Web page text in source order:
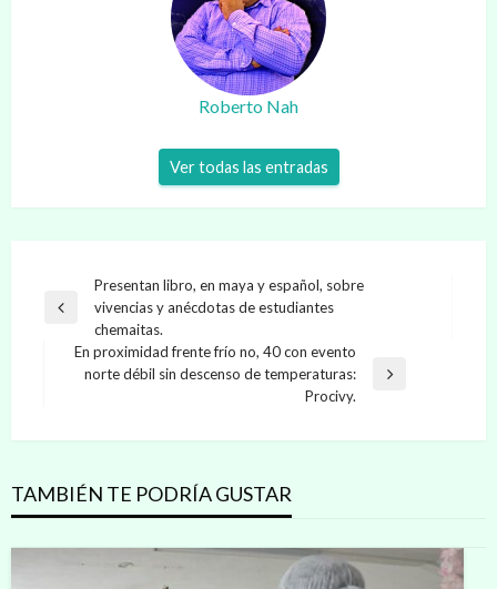
Roberto Nah
Ver todas las entradas
Navegación
de
entradas
Entrada
Presentan libro, en maya y español, sobre
vivencias y anécdotas de estudiantes
chemaitas.
Entrada
En proximidad frente frío no, 40 con evento
norte débil sin descenso de temperaturas:
Procivy.
TAMBIÉN TE PODRÍA GUSTAR